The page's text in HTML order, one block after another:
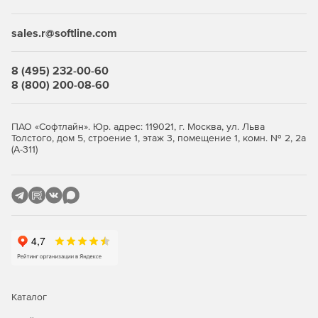
СКЗИ:
«Криптоком»
«Рутокен Веб»
«Цезарь2»
«Аккорд»
sales.r@softline.com
8 (495) 232-00-60
8 (800) 200-08-60
ПАО «Софтлайн». Юр. адрес: 119021, г. Москва, ул. Льва
Толстого, дом 5, строение 1, этаж 3, помещение 1, комн. № 2, 2а
(А-311)
Каталог